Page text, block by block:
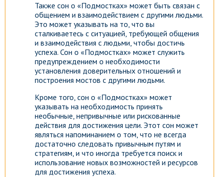
Также сон о «Подмостках» может быть связан с
общением и взаимодействием с другими людьми.
Это может указывать на то, что вы
сталкиваетесь с ситуацией, требующей общения
и взаимодействия с людьми, чтобы достичь
успеха. Сон о «Подмостках» может служить
предупреждением о необходимости
установления доверительных отношений и
построения мостов с другими людьми.
Кроме того, сон о «Подмостках» может
указывать на необходимость принять
необычные, непривычные или рискованные
действия для достижения цели. Этот сон может
являться напоминанием о том, что не всегда
достаточно следовать привычным путям и
стратегиям, и что иногда требуется поиск и
использование новых возможностей и ресурсов
для достижения успеха.